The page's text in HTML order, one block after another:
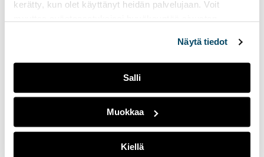
kerätty, kun olet käyttänyt heidän palvelujaan. Voit
Näytä tiedot
Salli
Muokkaa
Kiellä
Kuva 2. Yhteinen kieli – traumainformoitu työote
Osaamisen ja uusien palvelumallien kehittäminen
on esimerkiksi Yhdysvalloissa lähtenyt liikkeelle